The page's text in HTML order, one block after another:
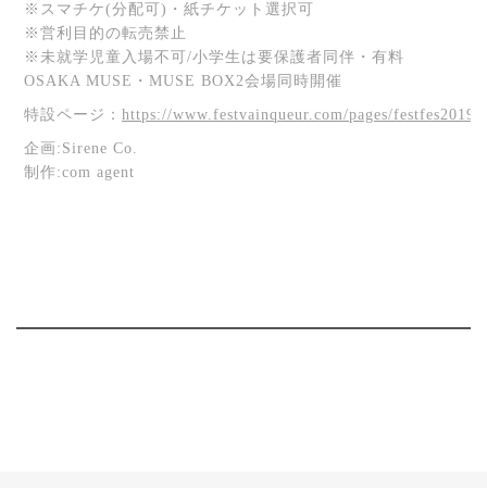
※スマチケ(分配可)・紙チケット選択可
※営利目的の転売禁止
※未就学児童入場不可/小学生は要保護者同伴・有料
OSAKA MUSE・MUSE BOX2会場同時開催
特設ページ： https://www.festvainqueur.com/pages/festfes2019
企画:Sirene Co.
制作:com agent